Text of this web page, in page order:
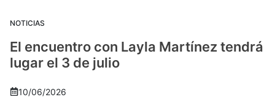
NOTICIAS
El encuentro con Layla Martínez tendrá
lugar el 3 de julio
10/06/2026